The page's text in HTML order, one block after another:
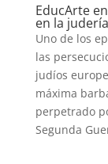
EducArte
en la
Uno de los
las
judíos
máxima
perpetrado
Segunda